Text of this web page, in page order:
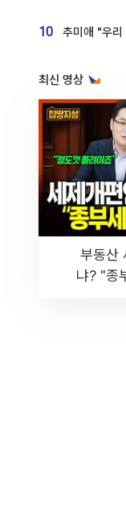
10
최신 영상
부동산
냐? "종